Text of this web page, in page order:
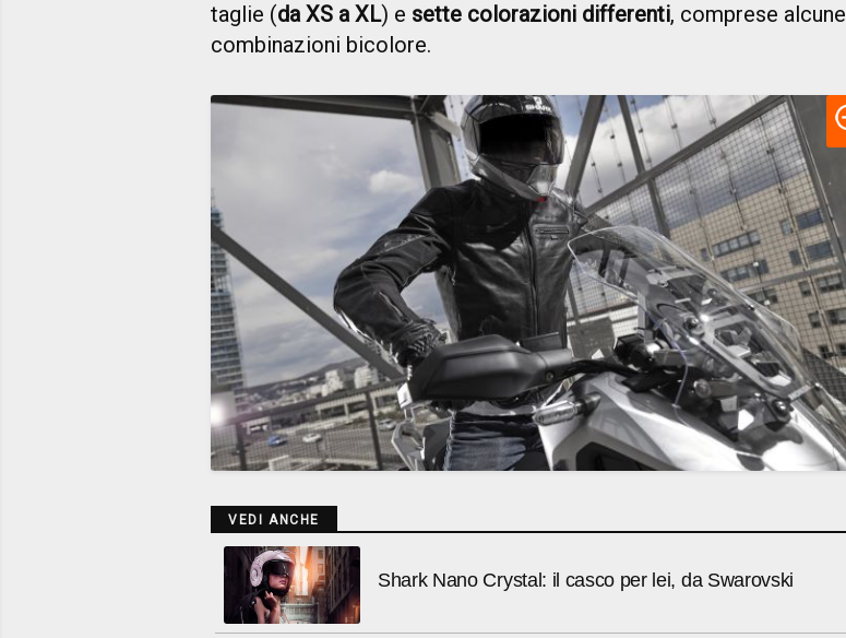
taglie (da XS a XL) e sette colorazioni differenti, comprese alcune
combinazioni bicolore.
VEDI ANCHE
Shark Nano Crystal: il casco per lei, da Swarovski